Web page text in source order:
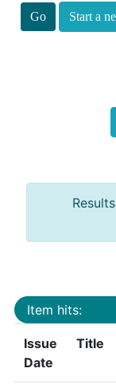
Start a
Item hits:
Issue
Date
Title